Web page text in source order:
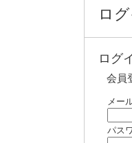
ロ
ログ
会員
メー
パス